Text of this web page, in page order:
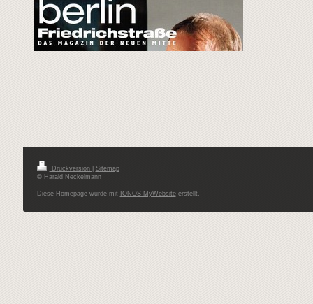
Druckversion
Sitemap
© Harald Neckelmann
Diese Homepage wurde mit IONOS MyWebsiteerstellt.